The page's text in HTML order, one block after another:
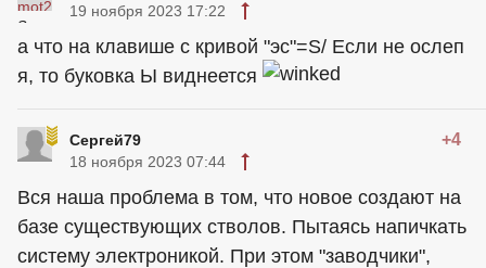
19 ноября 2023 17:22
а что на клавише с кривой "эс"=S/ Если не ослеп
я, то буковка Ы виднеется
Сергей79 +4
18 ноября 2023 07:44
Вся наша проблема в том, что новое создают на
базе существующих стволов. Пытаясь напичкать
систему электроникой. При этом "заводчики",